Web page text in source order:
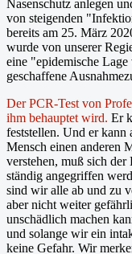
Nasenschutz anlegen
von steigenden
bereits am 25. März
wurde von unserer
eine "epidemische
geschaffene
Der PCR-Test von
ihm behauptet wird. Er
feststellen. Und er kann
Mensch einen anderen
verstehen, muß sich
ständig angegriffen
sind wir alle ab und zu
aber nicht weiter
unschädlich machen
und solange wir ein
keine Gefahr. Wir